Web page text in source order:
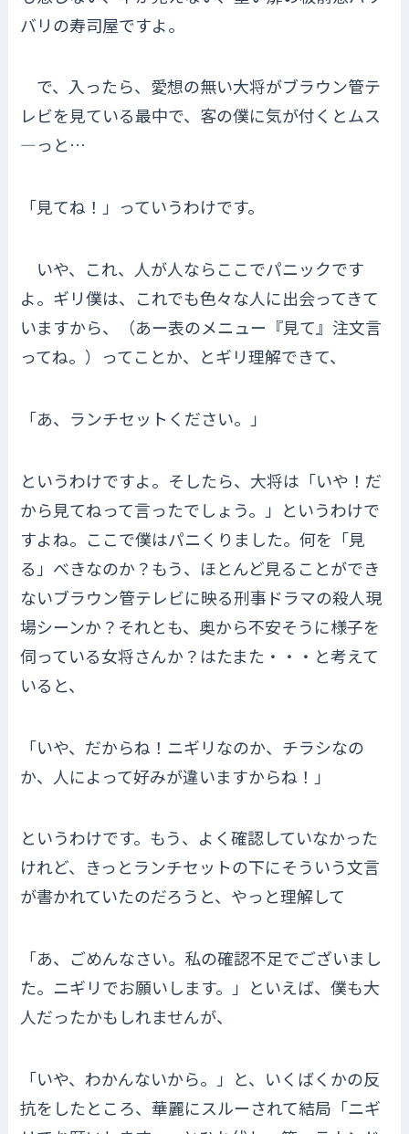
バリの寿司屋ですよ。
で、入ったら、愛想の無い大将がブラウン管テ
レビを見ている最中で、客の僕に気が付くとムス
―っと…
「見てね！」っていうわけです。
いや、これ、人が人ならここでパニックです
よ。ギリ僕は、これでも色々な人に出会ってきて
いますから、（あー表のメニュー『見て』注文言
ってね。）ってことか、とギリ理解できて、
「あ、ランチセットください。」
というわけですよ。そしたら、大将は「いや！だ
から見てねって言ったでしょう。」というわけで
すよね。ここで僕はパニくりました。何を「見
る」べきなのか？もう、ほとんど見ることができ
ないブラウン管テレビに映る刑事ドラマの殺人現
場シーンか？それとも、奥から不安そうに様子を
伺っている女将さんか？はたまた・・・と考えて
いると、
「いや、だからね！ニギリなのか、チラシなの
か、人によって好みが違いますからね！」
というわけです。もう、よく確認していなかった
けれど、きっとランチセットの下にそういう文言
が書かれていたのだろうと、やっと理解して
「あ、ごめんなさい。私の確認不足でございまし
た。ニギリでお願いします。」といえば、僕も大
人だったかもしれませんが、
「いや、わかんないから。」と、いくばくかの反
抗をしたところ、華麗にスルーされて結局「ニギ